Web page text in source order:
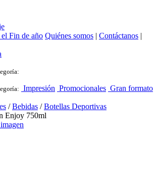
Fin de año Quiénes somos | Contáctanos |
Impresión Promocionales Gran formato
/Bebidas /Botellas Deportivas
Enjoy 750ml